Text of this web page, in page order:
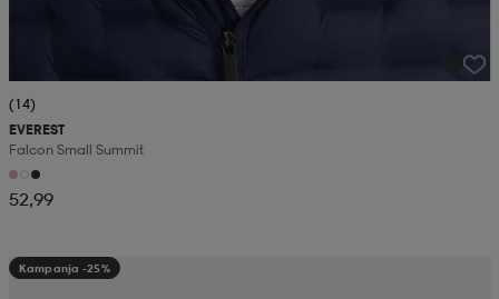
(14)
EVEREST
Falcon Small Summit
52,99
Kampanja -25%